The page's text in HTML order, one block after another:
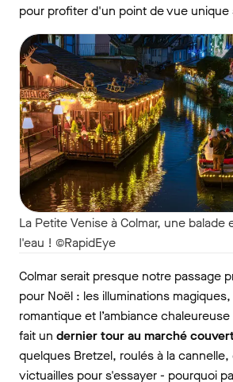
pour profiter d'un point de vue unique
La Petite Venise à Colmar, une
l'eau ! ©RapidEye
Colmar serait presque notre passage
pour Noël : les illuminations
romantique et l’ambiance
fait un dernier tour au marché
quelques Bretzel, roulés à la
victuailles pour s'essayer - pourquoi